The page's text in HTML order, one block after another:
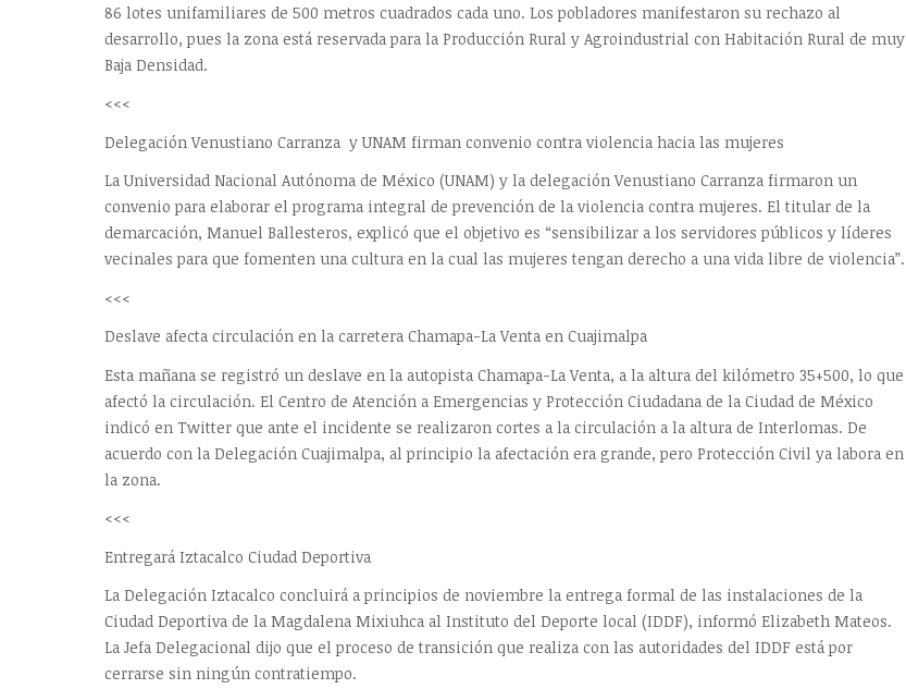
86 lotes unifamiliares de 500 metros cuadrados cada uno. Los pobladores manifestaron su rechazo al
desarrollo, pues la zona está reservada para la Producción Rural y Agroindustrial con Habitación Rural de muy
Baja Densidad.
<<<
Delegación Venustiano Carranza y UNAM firman convenio contra violencia hacia las mujeres
La Universidad Nacional Autónoma de México (UNAM) y la delegación Venustiano Carranza firmaron un
convenio para elaborar el programa integral de prevención de la violencia contra mujeres. El titular de la
demarcación, Manuel Ballesteros, explicó que el objetivo es “sensibilizar a los servidores públicos y líderes
vecinales para que fomenten una cultura en la cual las mujeres tengan derecho a una vida libre de violencia”.
<<<
Deslave afecta circulación en la carretera Chamapa-La Venta en Cuajimalpa
Esta mañana se registró un deslave en la autopista Chamapa-La Venta, a la altura del kilómetro 35+500, lo que
afectó la circulación. El Centro de Atención a Emergencias y Protección Ciudadana de la Ciudad de México
indicó en Twitter que ante el incidente se realizaron cortes a la circulación a la altura de Interlomas. De
acuerdo con la Delegación Cuajimalpa, al principio la afectación era grande, pero Protección Civil ya labora en
la zona.
<<<
Entregará Iztacalco Ciudad Deportiva
La Delegación Iztacalco concluirá a principios de noviembre la entrega formal de las instalaciones de la
Ciudad Deportiva de la Magdalena Mixiuhca al Instituto del Deporte local (IDDF), informó Elizabeth Mateos.
La Jefa Delegacional dijo que el proceso de transición que realiza con las autoridades del IDDF está por
cerrarse sin ningún contratiempo.